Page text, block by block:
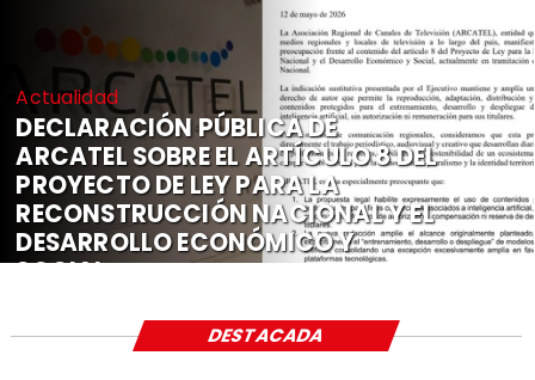
Actualidad
DECLARACIÓN PÚBLICA DE
ARCATEL SOBRE EL ARTÍCULO 8 DEL
PROYECTO DE LEY PARA LA
RECONSTRUCCIÓN NACIONAL Y EL
DESARROLLO ECONÓMICO Y
SOCIAL
DESTACADA